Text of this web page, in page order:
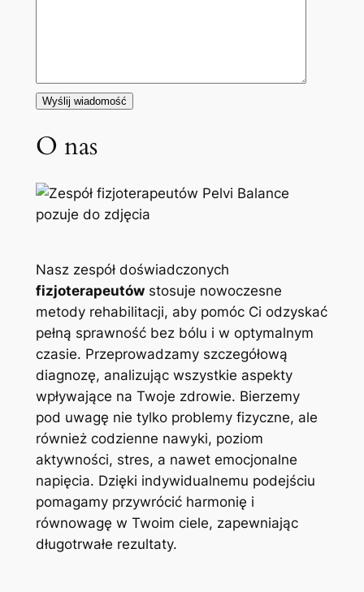
O nas
Nasz zespół doświadczonych
fizjoterapeutówstosuje nowoczesne
metody rehabilitacji, aby pomóc Ci odzyskać
pełną sprawność bez bólu i w optymalnym
czasie. Przeprowadzamy szczegółową
diagnozę, analizując wszystkie aspekty
wpływające na Twoje zdrowie. Bierzemy
pod uwagę nie tylko problemy fizyczne, ale
również codzienne nawyki, poziom
aktywności, stres, a nawet emocjonalne
napięcia. Dzięki indywidualnemu podejściu
pomagamy przywrócić harmonię i
równowagę w Twoim ciele, zapewniając
długotrwałe rezultaty.